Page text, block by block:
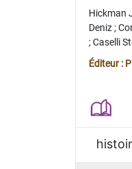
Hickman
Deniz;
;Caselli
Juan
Éditeur :